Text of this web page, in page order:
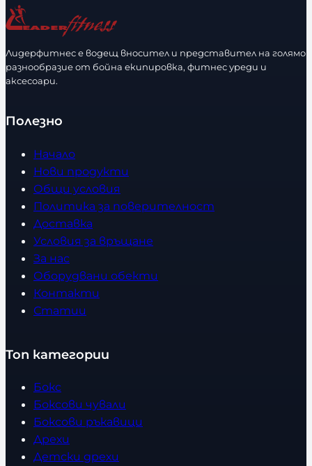
Лидерфитнес е водещ вносител и представител на голямо
разнообразие от бойна екипировка, фитнес уреди и
аксесоари.
Полезно
Начало
Нови продукти
Общи условия
Политика за поверителност
Доставка
Условия за връщане
За нас
Оборудвани обекти
Контакти
Статии
Топ категории
Бокс
Боксови чували
Боксови ръкавици
Дрехи
Детски дрехи